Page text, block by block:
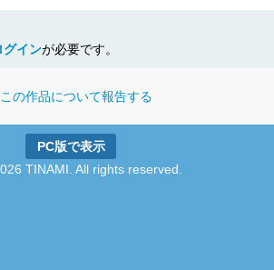
グインが必要です。
この作品について報告する
PC版で表示
TINAMI. All rights reserved.